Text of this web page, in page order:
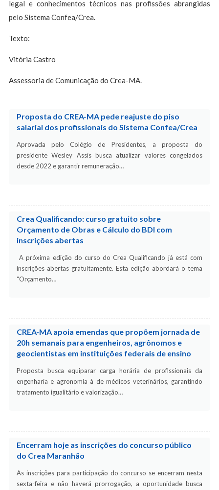
legal e conhecimentos técnicos nas profissões abrangidas
pelo Sistema Confea/Crea.
Texto:
Vitória Castro
Assessoria de Comunicação do Crea-MA.
Proposta do CREA-MA pede reajuste do piso
salarial dos profissionais do Sistema Confea/Crea
Aprovada pelo Colégio de Presidentes, a proposta do
presidente Wesley Assis busca atualizar valores congelados
desde 2022 e garantir remuneração…
Crea Qualificando: curso gratuito sobre
Orçamento de Obras e Cálculo do BDI com
inscrições abertas
A próxima edição do curso do Crea Qualificando já está com
inscrições abertas gratuitamente. Esta edição abordará o tema
“Orçamento…
CREA-MA apoia emendas que propõem jornada de
20h semanais para engenheiros, agrônomos e
geocientistas em instituições federais de ensino
Proposta busca equiparar carga horária de profissionais da
engenharia e agronomia à de médicos veterinários, garantindo
tratamento igualitário e valorização…
Encerram hoje as inscrições do concurso público
do Crea Maranhão
As inscrições para participação do concurso se encerram nesta
sexta-feira e não haverá prorrogação, a oportunidade busca